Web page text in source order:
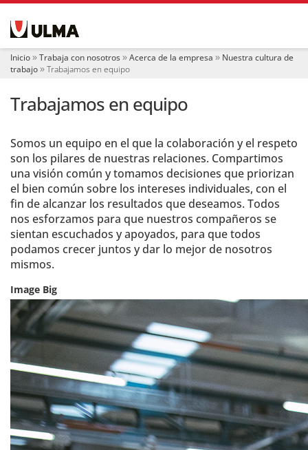
e Inicio Trabaja con nosotros Acerca de la empresa
Nuestra cultura de
trabajo
Trabajamos en equipo
Trabajamos en equipo
Somos un equipo en el que la colaboración y el respeto
son los pilares de nuestras relaciones. Compartimos
una visión común y tomamos decisiones que priorizan
el bien común sobre los intereses individuales, con el
fin de alcanzar los resultados que deseamos. Todos
nos esforzamos para que nuestros compañeros se
sientan escuchados y apoyados, para que todos
podamos crecer juntos y dar lo mejor de nosotros
mismos.
Image Big